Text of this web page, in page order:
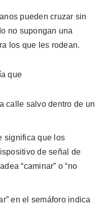
pueden cruzar sin
no supongan una
los que les rodean.
que
calle salvo dentro de un
significa que los
de señal de
“caminar” o “no
en el semáforo indica